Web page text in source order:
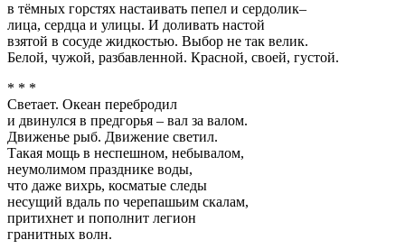
в тёмных горстях настаивать пепел и сердолик–
лица, сердца и улицы. И доливать настой
взятой в сосуде жидкостью. Выбор не так велик.
Белой, чужой, разбавленной. Красной, своей, густой.
* * *
Светает. Океан перебродил
и двинулся в предгорья – вал за валом.
Движенье рыб. Движение светил.
Такая мощь в неспешном, небывалом,
неумолимом празднике воды,
что даже вихрь, косматые следы
несущий вдаль по черепашьим скалам,
притихнет и пополнит легион
гранитных волн.